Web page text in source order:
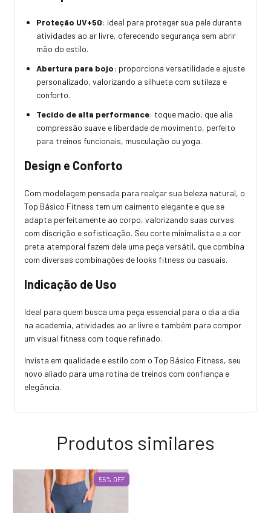
Proteção UV+50: ideal para proteger sua pele durante
atividades ao ar livre, oferecendo segurança sem abrir
mão do estilo.
Abertura para bojo: proporciona versatilidade e ajuste
personalizado, valorizando a silhueta com sutileza e
conforto.
Tecido de alta performance: toque macio, que alia
compressão suave e liberdade de movimento, perfeito
para treinos funcionais, musculação ou yoga.
Design e Conforto
Com modelagem pensada para realçar sua beleza natural, o
Top Básico Fitness tem um caimento elegante e que se
adapta perfeitamente ao corpo, valorizando suas curvas
com discrição e sofisticação. Seu corte minimalista e a cor
preta atemporal fazem dele uma peça versátil, que combina
com diversas combinações de looks fitness ou casuais.
Indicação de Uso
Ideal para quem busca uma peça essencial para o dia a dia
na academia, atividades ao ar livre e também para compor
um visual fitness com toque refinado.
Invista em qualidade e estilo com o Top Básico Fitness, seu
novo aliado para uma rotina de treinos com confiança e
elegância.
Produtos similares
55% OFF